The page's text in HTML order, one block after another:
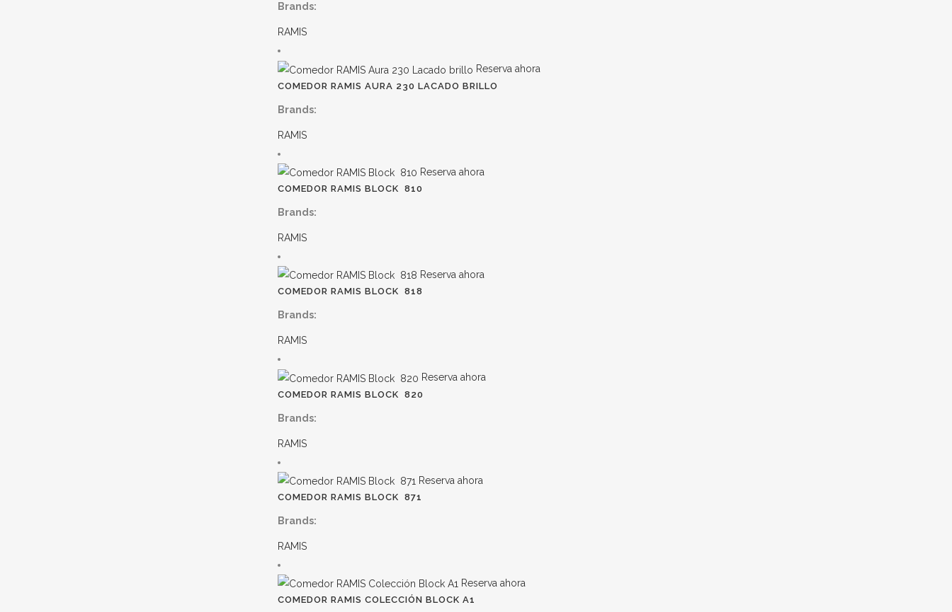
Brands:
RAMIS
Reserva ahora
COMEDOR RAMIS AURA 230 LACADO BRILLO
Brands:
RAMIS
Reserva ahora
COMEDOR RAMIS BLOCK 810
Brands:
RAMIS
Reserva ahora
COMEDOR RAMIS BLOCK 818
Brands:
RAMIS
Reserva ahora
COMEDOR RAMIS BLOCK 820
Brands:
RAMIS
Reserva ahora
COMEDOR RAMIS BLOCK 871
Brands:
RAMIS
Reserva ahora
COMEDOR RAMIS COLECCIÓN BLOCK A1